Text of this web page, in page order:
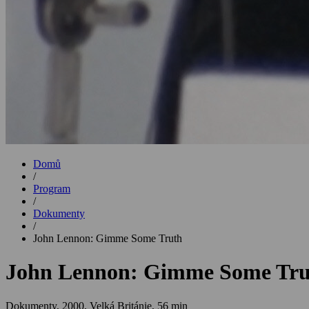
Domů
/
Program
/
Dokumenty
/
John Lennon: Gimme Some Truth
John Lennon: Gimme Some
Dokumenty, 2000, Velká Británie, 56 min